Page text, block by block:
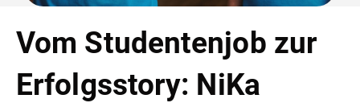
Vom Studentenjob zur
Erfolgsstory: NiKa